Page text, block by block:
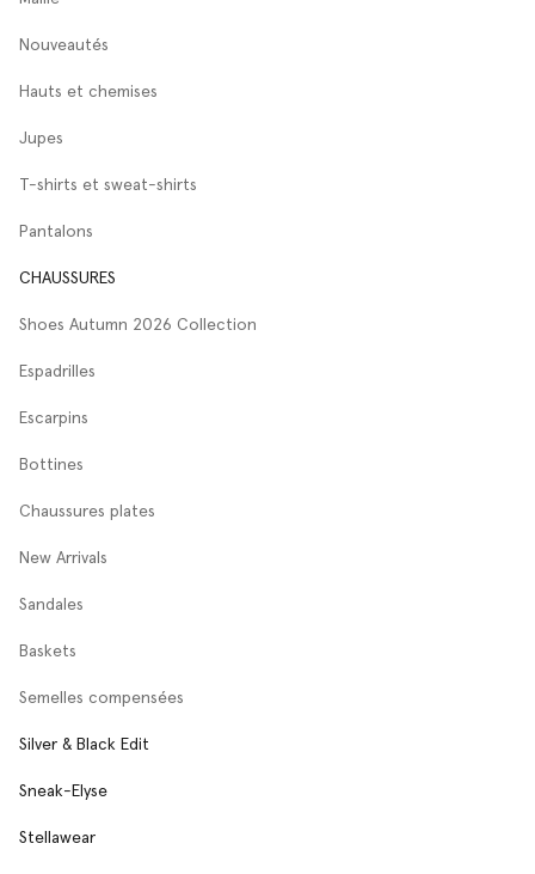
Nouveautés
Hauts et chemises
Jupes
T-shirts et sweat-shirts
Pantalons
CHAUSSURES
Shoes Autumn 2026 Collection
Espadrilles
Escarpins
Bottines
Chaussures plates
New Arrivals
Sandales
Baskets
Semelles compensées
Silver & Black Edit
Sneak-Elyse
Stellawear